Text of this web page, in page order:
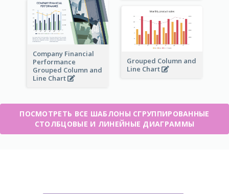
Company Financial
Performance
Grouped Column and
Line Chart
Grouped Column and
Line Chart
ПОСМОТРЕТЬ ВСЕ ШАБЛОНЫ СГРУППИРОВАННЫЕ
СТОЛБЦОВЫЕ И ЛИНЕЙНЫЕ ДИАГРАММЫ